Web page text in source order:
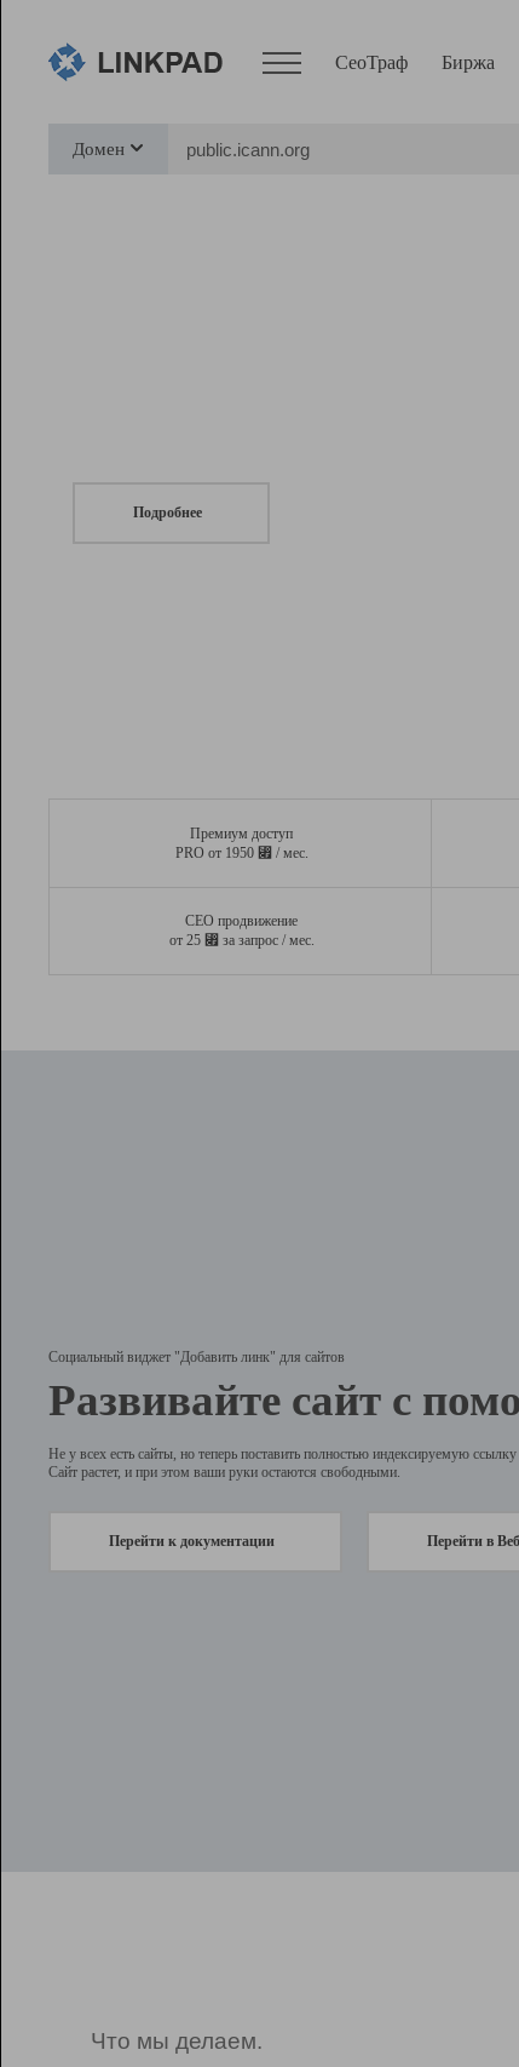
СеоТраф Биржа
Домен
Подробнее
Премиум доступ
PRO от 1950 ⃏ / мес.
СЕО продвижение
от 25 ⃏ за запрос / мес.
Социальный виджет "Добавить линк" для сайтов
Развивайте сайт с
Не у всех есть сайты, но теперь поставить полностью индексируемую
Сайт растет, и при этом ваши руки остаются свободными.
Перейти к документации Перейти в
Что мы делаем.